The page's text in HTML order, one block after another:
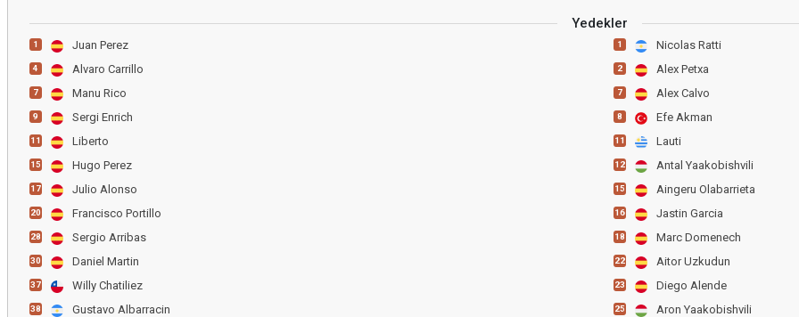
Yedekler
1 Juan Perez
4 Alvaro Carrillo
7 Manu Rico
9 Sergi Enrich
11 Liberto
15 Hugo Perez
17 Julio Alonso
20 Francisco Portillo
28 Sergio Arribas
30 Daniel Martin
37 Willy Chatiliez
38 Gustavo Albarracin
1 Nicolas Ratti
2 Alex Petxa
7 Alex Calvo
8 Efe Akman
11 Lauti
12 Antal Yaakobishvili
15 Aingeru Olabarrieta
16 Jastin Garcia
18 Marc Domenech
22 Aitor Uzkudun
23 Diego Alende
25 Aron Yaakobishvili